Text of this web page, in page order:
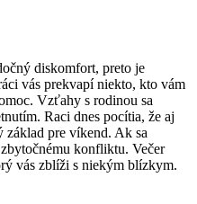
diskomfort, preto je
vás prekvapí niekto, kto vám
Vzťahy s rodinou sa
Raci dnes pocítia, že aj
pre víkend. Ak sa
konfliktu. Večer
vás zblíži s niekým blízkym.